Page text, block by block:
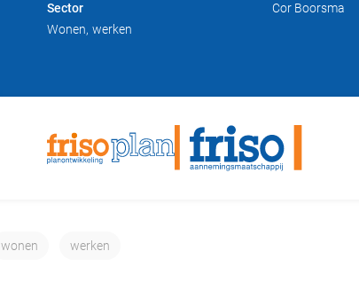
Sector
Wonen werken
Cor Boorsma
wonen werken